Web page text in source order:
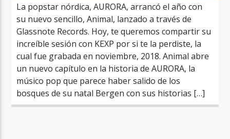
La popstar nórdica, AURORA, arrancó el año con
su nuevo sencillo, Animal, lanzado a través de
Glassnote Records. Hoy, te queremos compartir su
increíble sesión con KEXP por si te la perdiste, la
cual fue grabada en noviembre, 2018. Animal abre
un nuevo capítulo en la historia de AURORA, la
músico pop que parece haber salido de los
bosques de su natal Bergen con sus historias […]